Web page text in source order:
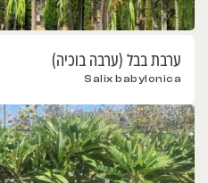
ערבת בבל (ערבה בוכיה)
Salix babylonica